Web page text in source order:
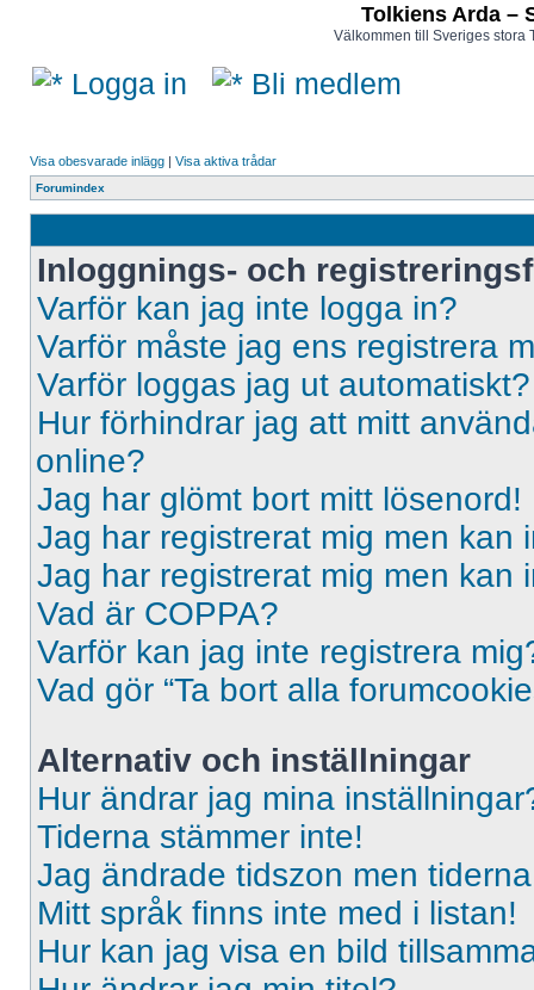
Tolkiens Arda –
Välkommen till Sveriges stora
Logga in Bli medlem
Visa obesvarade inlägg | Visa aktiva trådar
Forumindex
Inloggnings- och
Varför kan jag inte logga in?
Varför måste jag ens registrera
Varför loggas jag ut automatiskt?
Hur förhindrar jag att mitt
online?
Jag har glömt bort mitt lösenord!
Jag har registrerat mig men kan
Jag har registrerat mig men kan
Vad är COPPA?
Varför kan jag inte registrera
Vad gör “Ta bort alla
Alternativ och inställningar
Hur ändrar jag mina
Tiderna stämmer inte!
Jag ändrade tidszon men
Mitt språk finns inte med i listan!
Hur kan jag visa en bild